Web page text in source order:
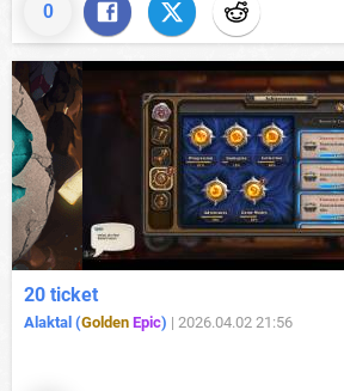
0
20 ticket
Alaktal (Golden Epic) | 2026.04.02 21:56